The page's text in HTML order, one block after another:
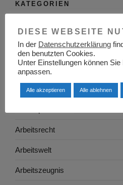
KATEGORIEN
Adressen
Aktuelles
Allgemein
Arbeitgeber
Arbeitsrecht
Arbeitswelt
Arbeitszeugnis
DIESE WEBSEITE
In der Datenschutzerklärung
den benutzten Cookies.
Unter Einstellungen können
anpassen.
Alle akzeptieren Alle ablehnen